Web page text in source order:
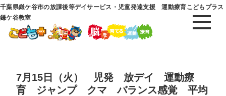
千葉県鎌ケ谷市の放課後等デイサービス・児童発達支援 運動療育こどもプラス
鎌ケ谷教室
7月15日（火） 児発 放デイ 運動療
育 ジャンプ クマ バランス感覚 平均